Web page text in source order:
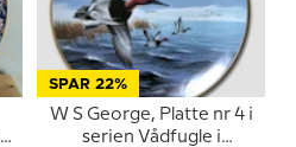
SPAR 22%
W S George, Platte nr 4 i
serien Vådfugle i